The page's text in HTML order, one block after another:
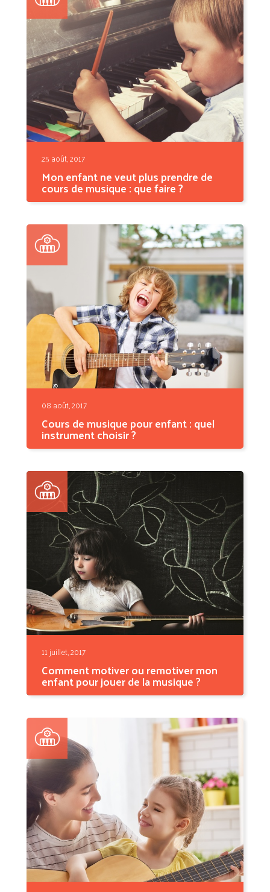
25 août, 2017
Mon enfant ne veut plus prendre de
cours de musique : que faire ?
Surtout ne pas hurler qu’avec tous les frais
08 août, 2017
Cours de musique pour enfant : quel
instrument choisir ?
Votre petit bout de 3 ans applaudit en voyant
11 juillet, 2017
Comment motiver ou remotiver mon
enfant pour jouer de la musique ?
Les bénéfices de l’apprentissage de la